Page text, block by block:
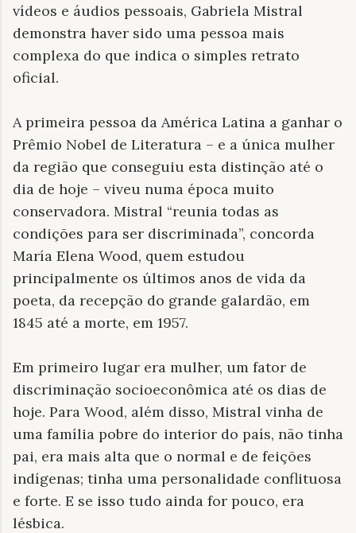
vídeos e áudios pessoais, Gabriela Mistral
demonstra haver sido uma pessoa mais
complexa do que indica o simples retrato
oficial.
A primeira pessoa da América Latina a ganhar o
Prêmio Nobel de Literatura – e a única mulher
da região que conseguiu esta distinção até o
dia de hoje – viveu numa época muito
conservadora. Mistral “reunia todas as
condições para ser discriminada”, concorda
María Elena Wood, quem estudou
principalmente os últimos anos de vida da
poeta, da recepção do grande galardão, em
1845 até a morte, em 1957.
Em primeiro lugar era mulher, um fator de
discriminação socioeconômica até os dias de
hoje. Para Wood, além disso, Mistral vinha de
uma família pobre do interior do país, não tinha
pai, era mais alta que o normal e de feições
indígenas; tinha uma personalidade conflituosa
e forte. E se isso tudo ainda for pouco, era
lésbica.